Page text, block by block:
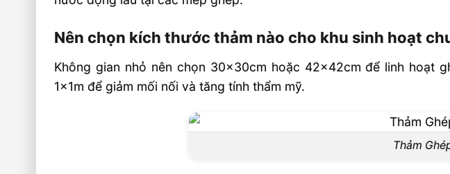
Nên chọn kích thước thảm nào cho khu sinh hoạt
Không gian nhỏ nên chọn 30x30cm hoặc 42x42cm để linh hoạt
1x1m để giảm mối nối và tăng tính thẩm mỹ.
Thảm